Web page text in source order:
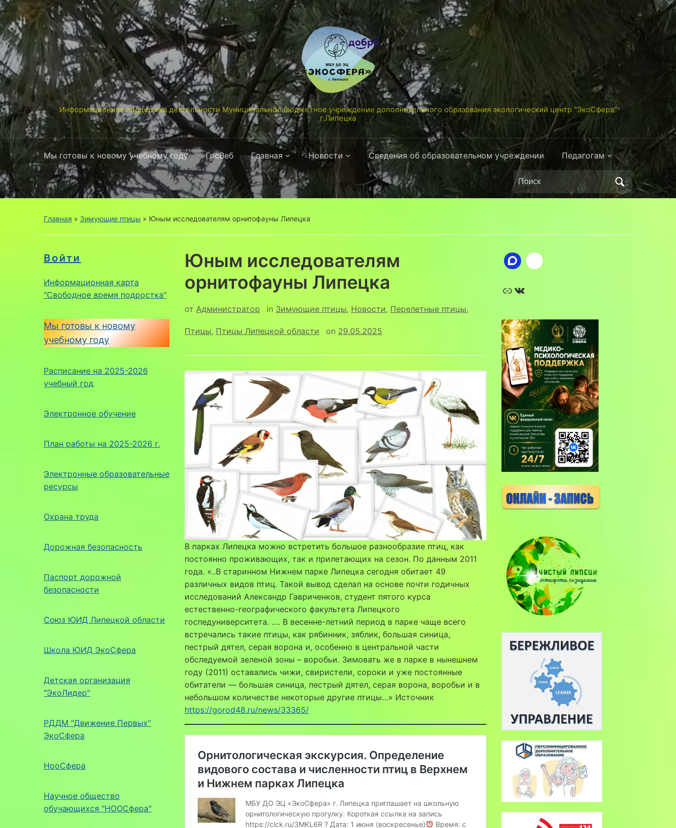
Информационная поддержка деятельности Муниципальное бюджетное учреждение дополнительного образования экологический центр "ЭкоСфера"
г.Липецка
Мы готовы к новому учебному году ГосВеб Главная Новости Сведения об образовательном учреждении Педагогам
Поиск
по:
Главная » Зимующие птицы » Юным исследователям орнитофауны Липецка
Войти
Информационная карта
"Свободное время подростка"
Мы готовы к новому
учебному году
Расписание на 2025-2026
учебный год
Электронное обучение
План работы на 2025-2026 г.
Электронные образовательные
ресурсы
Охрана труда
Дорожная безопасность
Паспорт дорожной
безопасности
Союз ЮИД Липецкой области
Школа ЮИД ЭкоСфера
Детская организация
"ЭкоЛидер"
РДДМ "Движение Первых"
ЭкоСфера
НооСфера
Научное общество
обучающихся "НООСфера"
Юным исследователям
орнитофауны Липецка
от Администратор in Зимующие птицы, Новости, Перелетные птицы,
Птицы, Птицы Липецкой области on 29.05.2025
В парках Липецка можно встретить большое разнообразие птиц, как
постоянно проживающих, так и прилетающих на сезон. По данным 2011
года. «..В старинном Нижнем парке Липецка сегодня обитает 49
различных видов птиц. Такой вывод сделал на основе почти годичных
исследований Александр Гавриченков, студент пятого курса
естественно-географического факультета Липецкого
госпедуниверситета. …. В весенне-летний период в парке чаще всего
встречались такие птицы, как рябинник, зяблик, большая синица,
пестрый дятел, серая ворона и, особенно в центральной части
обследуемой зеленой зоны – воробьи. Зимовать же в парке в нынешнем
году (2011) оставались чижи, свиристели, сороки и уже постоянные
обитатели — большая синица, пестрый дятел, серая ворона, воробьи и в
небольшом количестве некоторые другие птицы…» Источник
https://gorod48.ru/news/33365/
Ссылка